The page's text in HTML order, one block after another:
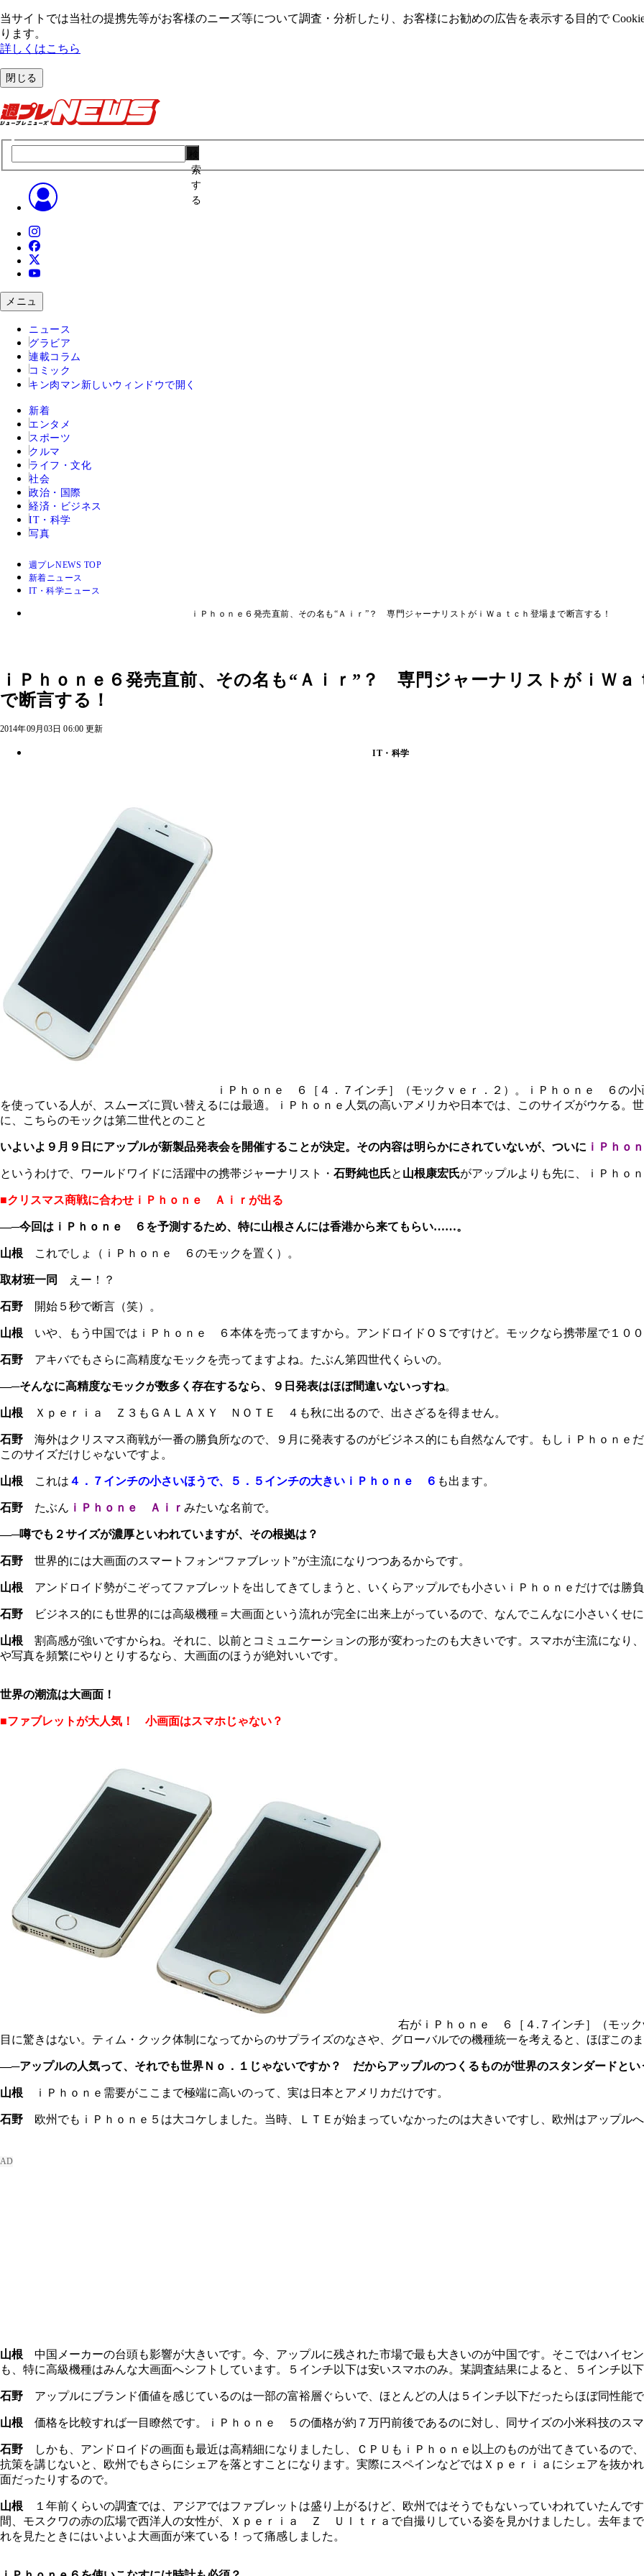
当サイトでは当社の提携先等がお客様のニーズ等について調査・分析したり、お客様にお勧めの広告を表⽰する⽬的で
ります。
詳しくはこちら
閉じる
索
す
る
メニュ
ニュース
グラビア
連載コラム
コミック
キン肉マン 新しいウィンドウで開く
新着
エンタメ
スポーツ
クルマ
ライフ・文化
社会
政治・国際
経済・ビジネス
IT・科学
写真
週プレNEWS TOP
新着ニュース
IT・科学ニュース
ｉＰｈｏｎｅ６発売直前、その名も“Ａｉｒ”？ 専門ジャーナリストがｉＷａｔｃｈ登場まで断言する！
ｉＰｈｏｎｅ６発売直前、その名も“Ａｉｒ”？ 専門ジャーナリストがｉＷａ
で断言する！
2014年09月03日 06:00 更新
IT・科学
ｉＰｈｏｎｅ ６［４．７インチ］（モックｖｅｒ．２）。ｉＰｈｏｎｅ ６の
を使っている人が、スムーズに買い替えるには最適。ｉＰｈｏｎｅ人気の高いアメリカや日本では、このサイズがウケる。
に、こちらのモックは第二世代とのこと
いよいよ９月９日にアップルが新製品発表会を開催することが決定。その内容は明らかにされていないが、ついに ｉＰｈｏ
というわけで、ワールドワイドに活躍中の携帯ジャーナリスト・ 石野純也氏と 山根康宏氏がアップルよりも先に、ｉＰｈｏ
■クリスマス商戦に合わせｉＰｈｏｎｅ Ａｉｒが出る
―─今回はｉＰｈｏｎｅ ６を予測するため、特に山根さんには香港から来てもらい……。
山根 これでしょ（ｉＰｈｏｎｅ ６のモックを置く）。
取材班一同 えー！？
石野 開始５秒で断言（笑）。
山根 いや、もう中国ではｉＰｈｏｎｅ ６本体を売ってますから。アンドロイドＯＳですけど。モックなら携帯屋で１００
石野 アキバでもさらに高精度なモックを売ってますよね。たぶん第四世代くらいの。
―─そんなに高精度なモックが数多く存在するなら、９日発表はほぼ間違いないっすね。
山根 Ｘｐｅｒｉａ Ｚ３もＧＡＬＡＸＹ ＮＯＴＥ ４も秋に出るので、出さざるを得ません。
石野 海外はクリスマス商戦が一番の勝負所なので、９月に発表するのがビジネス的にも自然なんです。もしｉＰｈｏｎｅ
このサイズだけじゃないですよ。
山根 これは ４．７インチの小さいほうで、５．５インチの大きいｉＰｈｏｎｅ ６ も出ます。
石野 たぶん ｉＰｈｏｎｅ Ａｉｒ みたいな名前で。
―─噂でも２サイズが濃厚といわれていますが、その根拠は？
石野 世界的には大画面のスマートフォン“ファブレット”が主流になりつつあるからです。
山根 アンドロイド勢がこぞってファブレットを出してきてしまうと、いくらアップルでも小さいｉＰｈｏｎｅだけでは勝負
石野 ビジネス的にも世界的には高級機種＝大画面という流れが完全に出来上がっているので、なんでこんなに小さいくせに
山根 割高感が強いですからね。それに、以前とコミュニケーションの形が変わったのも大きいです。スマホが主流になり
や写真を頻繁にやりとりするなら、大画面のほうが絶対いいです。
世界の潮流は大画面！
■ファブレットが大人気！ 小画面はスマホじゃない？
右がｉＰｈｏｎｅ ６［４.７インチ］（モッ
目に驚きはない。ティム・クック体制になってからのサプライズのなさや、グローバルでの機種統一を考えると、ほぼこの
―─アップルの人気って、それでも世界Ｎｏ．１じゃないですか？ だからアップルのつくるものが世界のスタンダードとい
山根 ｉＰｈｏｎｅ需要がここまで極端に高いのって、実は日本とアメリカだけです。
石野 欧州でもｉＰｈｏｎｅ５は大コケしました。当時、ＬＴＥが始まっていなかったのは大きいですし、欧州はアップルへ
山根 中国メーカーの台頭も影響が大きいです。今、アップルに残された市場で最も大きいのが中国です。そこではハイセ
も、特に高級機種はみんな大画面へシフトしています。５インチ以下は安いスマホのみ。某調査結果によると、５インチ以
石野 アップルにブランド価値を感じているのは一部の富裕層ぐらいで、ほとんどの人は５インチ以下だったらほぼ同性能
山根 価格を比較すれば一目瞭然です。ｉＰｈｏｎｅ ５の価格が約７万円前後であるのに対し、同サイズの小米科技のスマ
石野 しかも、アンドロイドの画面も最近は高精細になりましたし、ＣＰＵもｉＰｈｏｎｅ以上のものが出てきているので
抗策を講じないと、欧州でもさらにシェアを落とすことになります。実際にスペインなどではＸｐｅｒｉａにシェアを抜
面だったりするので。
山根 １年前くらいの調査では、アジアではファブレットは盛り上がるけど、欧州ではそうでもないっていわれていたんで
間、モスクワの赤の広場で西洋人の女性が、Ｘｐｅｒｉａ Ｚ Ｕｌｔｒａで自撮りしている姿を見かけましたし。去年ま
れを見たときにはいよいよ大画面が来ている！って痛感しました。